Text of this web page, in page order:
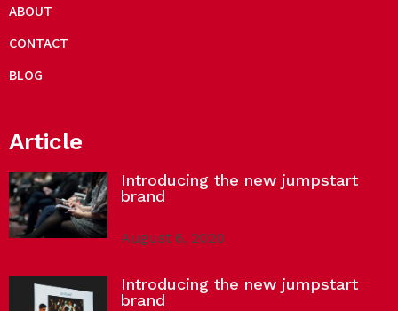
ABOUT
CONTACT
BLOG
Article
Introducing the new jumpstart
brand
August 6, 2020
Introducing the new jumpstart
brand